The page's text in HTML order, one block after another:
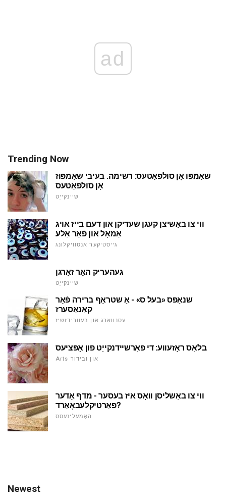
ad
Trending Now
שאַמפּו אָן סולפאַטעס: רשימה. בעיבי שאַמפּוז
אָן סולפאַטעס
שיינקייַט
ווי צו באַשיצן קעגן שעדיקן און דעם בייז אויג
אַמאָל און פֿאַר אַלע
גייסטיקער אנטוויקלונג
געהעריק האָר זאָרגן
שיינקייַט
שנאַפּס «בעל ס» - אַ שטראַף ברירה פֿאַר
קאַנאַסערז
עסנוואַרג און בעוורידזשיז
בלאַס ראָזעווע: די פאַרשיידנקייַט פון אָפּציעס
Arts און ובידור
ווי צו באַשליסן וואָס איז בעסער - מדף אָדער
פּאַרטיקלעבאָאַרד?
האָמעלינעסס
Newest